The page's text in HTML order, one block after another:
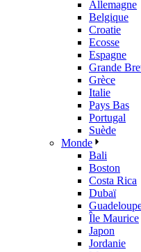
Allemagne
Belgique
Croatie
Ecosse
Espagne
Grande
Grèce
Italie
Pays Bas
Portugal
Suède
Monde
Bali
Boston
Costa Rica
Dubaï
Île Maurice
Japon
Jordanie